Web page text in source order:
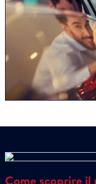
Come scoprire il